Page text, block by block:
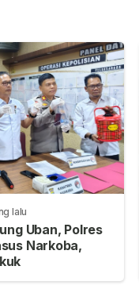
lalu
Uban, Polres
Narkoba,